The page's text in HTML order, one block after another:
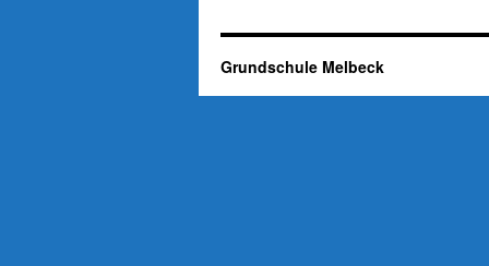
Grundschule Melbeck